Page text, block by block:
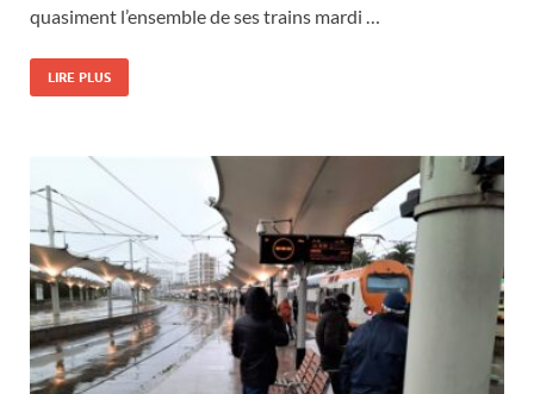
quasiment l’ensemble de ses trains mardi …
LIRE PLUS